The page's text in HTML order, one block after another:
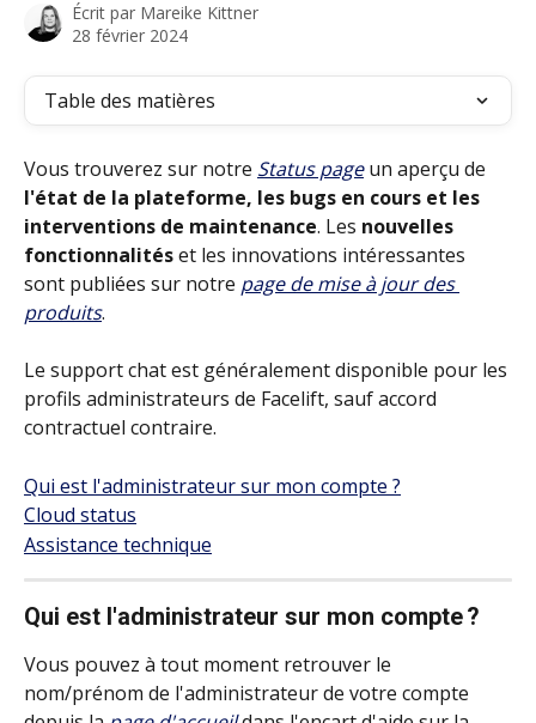
Écrit par Mareike Kittner
28 février 2024
Table des matières
Vous trouverez sur notre Status page un aperçu de
l'état de la plateforme, les bugs en cours et les
interventions de maintenance. Les nouvelles
fonctionnalités et les innovations intéressantes
sont publiées sur notre page de mise à jour des
produits.
Le support chat est généralement disponible pour les
profils administrateurs de Facelift, sauf accord
contractuel contraire.
Qui est l'administrateur sur mon compte ?
Cloud status
Assistance technique
Qui est l'administrateur sur mon compte ?
Vous pouvez à tout moment retrouver le
nom/prénom de l'administrateur de votre compte